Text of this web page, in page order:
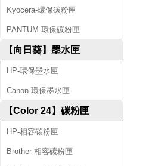
Kyocera-環保碳粉匣
PANTUM-環保碳粉匣
【向日葵】墨水匣
HP-環保墨水匣
Canon-環保墨水匣
【Color 24】碳粉匣
HP-相容碳粉匣
Brother-相容碳粉匣